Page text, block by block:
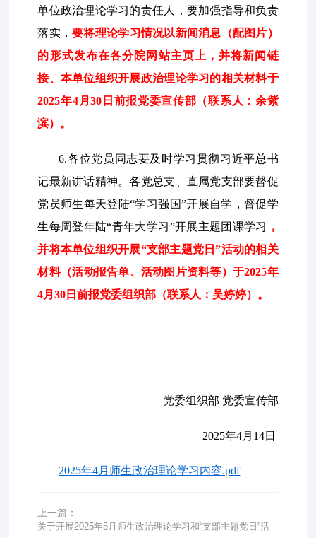
单位政治理论学习的责任人，要加强指导和负责
落实，要将理论学习情况以新闻消息（配图片）
的形式发布在各分院网站主页上，并将新闻链
接、本单位组织开展政治理论学习的相关材料于
2025年4月30 日前报党委宣传部（联系人：余紫
滨）。
6.各位党员同志要及时学习贯彻习近平总书
记最新讲话精神。各党总支、直属党支部要督促
党员师生每天登陆“学习强国”开展自学，督促学
生每周登年陆“青年大学习”开展主题团课学习 ，
并将本单位组织开展“支部主题党日”活动的相关
材料（活动报告单、活动图片资料等）于2025年
4月30 日前报党委组织部（联系人：吴婷婷）。
党委组织部 党委宣传部
2025年4月14日
2025年4月师生政治理论学习内容.pdf
上一篇：
关于开展2025年5月师生政治理论学习和“支部主题党日”活